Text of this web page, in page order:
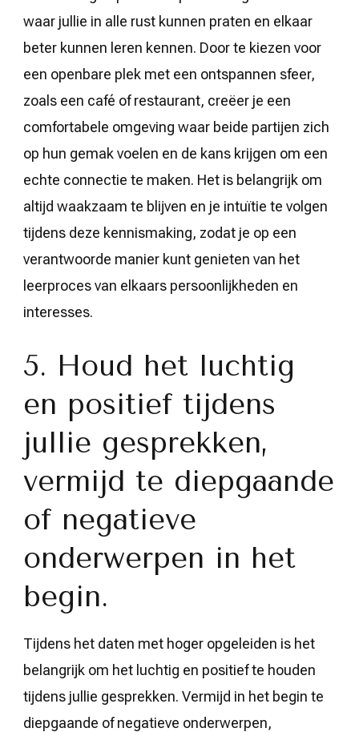
waar jullie in alle rust kunnen praten en elkaar
beter kunnen leren kennen. Door te kiezen voor
een openbare plek met een ontspannen sfeer,
zoals een café of restaurant, creëer je een
comfortabele omgeving waar beide partijen zich
op hun gemak voelen en de kans krijgen om een
echte connectie te maken. Het is belangrijk om
altijd waakzaam te blijven en je intuïtie te volgen
tijdens deze kennismaking, zodat je op een
verantwoorde manier kunt genieten van het
leerproces van elkaars persoonlijkheden en
interesses.
5. Houd het luchtig
en positief tijdens
jullie gesprekken,
vermijd te diepgaande
of negatieve
onderwerpen in het
begin.
Tijdens het daten met hoger opgeleiden is het
belangrijk om het luchtig en positief te houden
tijdens jullie gesprekken. Vermijd in het begin te
diepgaande of negatieve onderwerpen,